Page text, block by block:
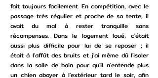
fait toujours facilement. En compétition, avec le
passage très régulier et proche de sa tente, il
avait du mal à rester tranquille sans
récompenses. Dans le logement loué, c'était
aussi plus difficile pour lui de se reposer ; il
était à l'affût des bruits et j'ai même dû l'isoler
dans la salle de bain pour qu'il n'entende plus
un chien aboyer à l'extérieur tard le soir, afin